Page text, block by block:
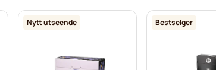
Nytt utseende Bestselger